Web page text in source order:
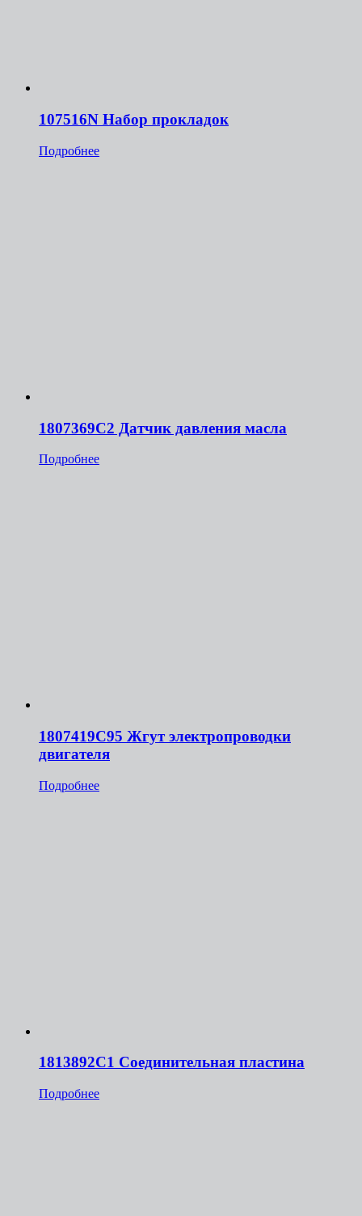
107516N Набор прокладок
Подробнее
1807369C2 Датчик давления масла
Подробнее
1807419C95 Жгут электропроводки
двигателя
Подробнее
1813892C1 Соединительная пластина
Подробнее